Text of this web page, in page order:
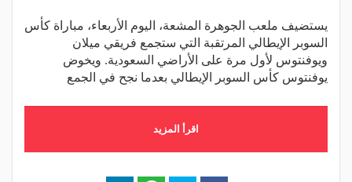
يستضيف ملعب الجوهرة المشعة، اليوم الأربعاء، مباراة كأس
السوبر الإيطالي المرتقبة التي ستجمع فريقي ميلان
ويوفنتوس لأول مرة على الأراضي السعودية. ويخوض
يوفنتوس كأس السوبر الإيطالي بعدما نجح في الجمع
اقرأ المزيد